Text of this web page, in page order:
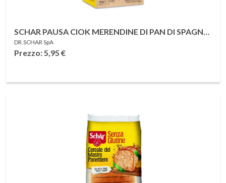
SCHAR PAUSA CIOK MERENDINE DI PAN DI SPAGNA
CON CREMA DI LATTE 10 PEZZI DA 35 G
DR.SCHAR SpA
Prezzo: 5,95 €